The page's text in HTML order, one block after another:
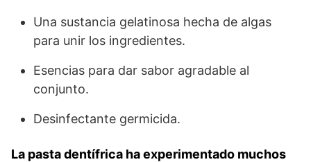
Una sustancia gelatinosa hecha de algas
para unir los ingredientes.
Esencias para dar sabor agradable al
conjunto.
Desinfectante germicida.
La pasta dentífrica ha experimentado muchos